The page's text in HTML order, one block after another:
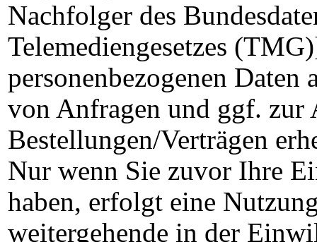
Nachfolger des
Telemediengesetzes
personenbezogenen
von Anfragen und ggf.
Bestellungen/Verträgen
Nur wenn Sie zuvor Ihre
haben, erfolgt eine
weitergehende in der